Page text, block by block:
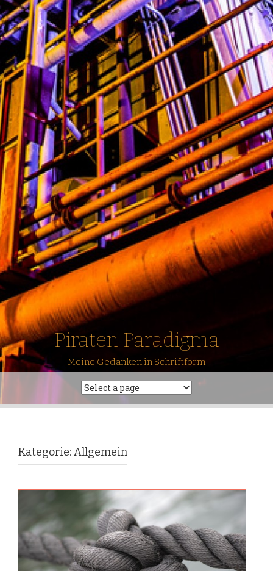
Piraten Paradigma
Meine Gedanken in Schriftform
Kategorie: Allgemein